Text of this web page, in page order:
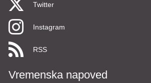
Twitter
Instagram
RSS
Vremenska napoved